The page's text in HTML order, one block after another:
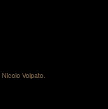
Nicolo Volpato.